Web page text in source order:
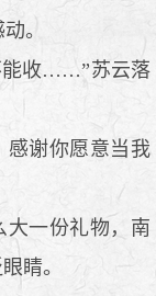
。
能收……”苏云落
谢你愿意当我
一份礼物，南
睛。